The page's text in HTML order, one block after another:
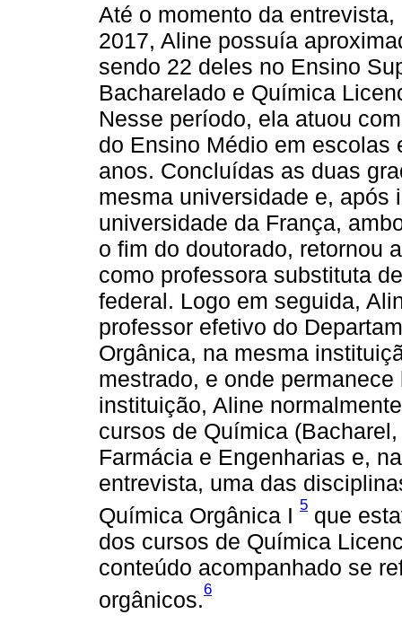
Até o momento da
2017, Aline possuía
sendo 22 deles no Ensino
Bacharelado e Química
Nesse período, ela atuou
do Ensino Médio em escolas
anos. Concluídas as duas
mesma universidade e, após
universidade da França,
o fim do doutorado, retornou
como professora substituta
federal. Logo em seguida,
professor efetivo do
Orgânica, na mesma
mestrado, e onde
instituição, Aline
cursos de Química
Farmácia e Engenharias e,
entrevista, uma das
Química Orgânica I 5 que
dos cursos de Química
conteúdo acompanhado se
orgânicos.6